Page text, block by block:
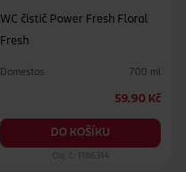
WC čistič Power Fresh Floral
Fresh
Domestos 700 ml
59.90 Kč
DO KOŠÍKU
Obj. č.: 1186314